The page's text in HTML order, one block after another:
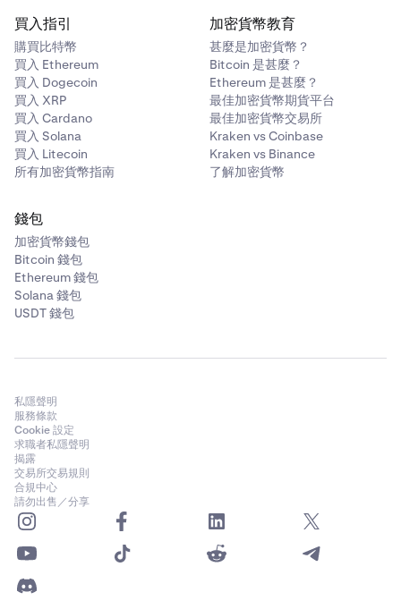
買入指引
購買比特幣
買入 Ethereum
買入 Dogecoin
買入 XRP
買入 Cardano
買入 Solana
買入 Litecoin
所有加密貨幣指南
加密貨幣教育
甚麼是加密貨幣？
Bitcoin 是甚麼？
Ethereum 是甚麼？
最佳加密貨幣期貨平台
最佳加密貨幣交易所
Kraken vs Coinbase
Kraken vs Binance
了解加密貨幣
錢包
加密貨幣錢包
Bitcoin 錢包
Ethereum 錢包
Solana 錢包
USDT 錢包
私隱聲明
服務條款
Cookie 設定
求職者私隱聲明
揭露
交易所交易規則
合規中心
請勿出售／分享